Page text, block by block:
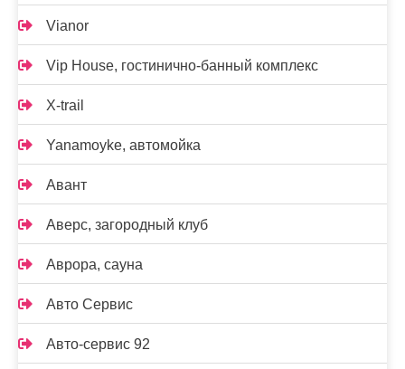
Vianor
Vip House, гостинично-банный комплекс
X-trail
Yanamoyke, автомойка
Авант
Аверс, загородный клуб
Аврора, сауна
Авто Сервис
Авто-сервис 92